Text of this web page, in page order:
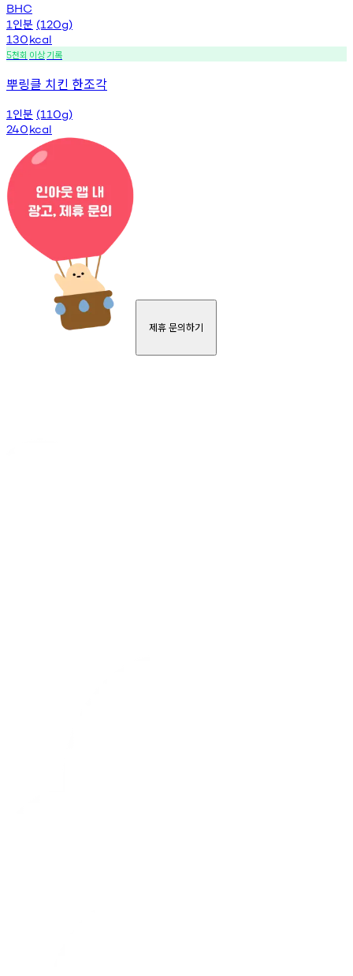
BHC
1 인분 (120g)
130kcal
5천회 이상기록
뿌링클 치킨 한조각
1 인분 (110g)
240kcal
제휴 문의하기